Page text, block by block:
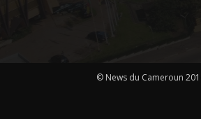
© News du Cameroun